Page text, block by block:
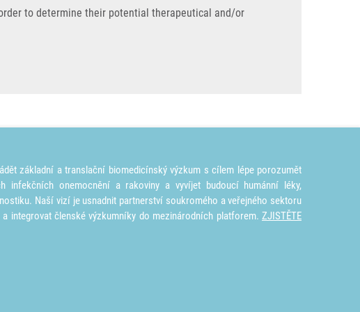
to determine their potential therapeutical and/or
základní a translační biomedicínský výzkum s cílem lépe porozumět
infekčních onemocnění a rakoviny a vyvíjet budoucí humánní léky,
Naší vizí je usnadnit partnerství soukromého a veřejného sektoru
integrovat členské výzkumníky do mezinárodních platforem. ZJISTĚTE